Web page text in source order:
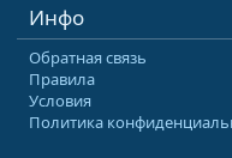
Инфо
Обратная связь
Правила
Условия
Политика